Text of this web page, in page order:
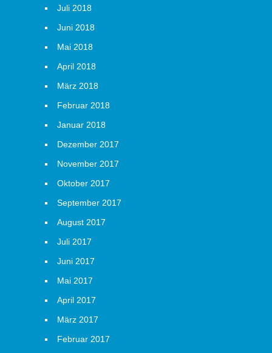
Juli 2018
Juni 2018
Mai 2018
April 2018
März 2018
Februar 2018
Januar 2018
Dezember 2017
November 2017
Oktober 2017
September 2017
August 2017
Juli 2017
Juni 2017
Mai 2017
April 2017
März 2017
Februar 2017